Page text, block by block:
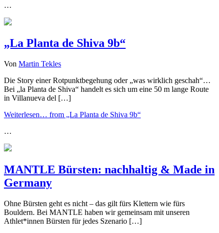
…
„La Planta de Shiva 9b“
Von Martin Tekles
Die Story einer Rotpunktbegehung oder „was wirklich geschah“…
Bei „la Planta de Shiva“ handelt es sich um eine 50 m lange Route
in Villanueva del […]
Weiterlesen… from „La Planta de Shiva 9b“
…
MANTLE Bürsten: nachhaltig & Made in
Germany
Ohne Bürsten geht es nicht – das gilt fürs Klettern wie fürs
Bouldern. Bei MANTLE haben wir gemeinsam mit unseren
Athlet*innen Bürsten für jedes Szenario […]